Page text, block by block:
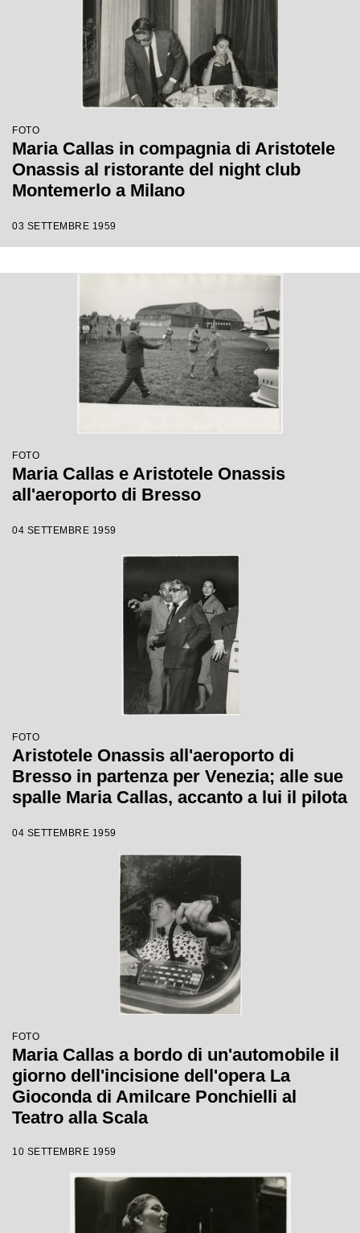
FOTO
Maria Callas in compagnia di Aristotele
Onassis al ristorante del night club
Montemerlo a Milano
03 SETTEMBRE 1959
FOTO
Maria Callas e Aristotele Onassis
all'aeroporto di Bresso
04 SETTEMBRE 1959
FOTO
Aristotele Onassis all'aeroporto di
Bresso in partenza per Venezia; alle sue
spalle Maria Callas, accanto a lui il pilota
04 SETTEMBRE 1959
FOTO
Maria Callas a bordo di un'automobile il
giorno dell'incisione dell'opera La
Gioconda di Amilcare Ponchielli al
Teatro alla Scala
10 SETTEMBRE 1959